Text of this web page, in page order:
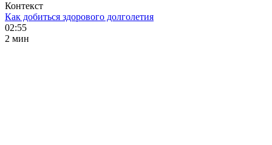
Контекст
Как добиться здорового долголетия
02:55
2 мин